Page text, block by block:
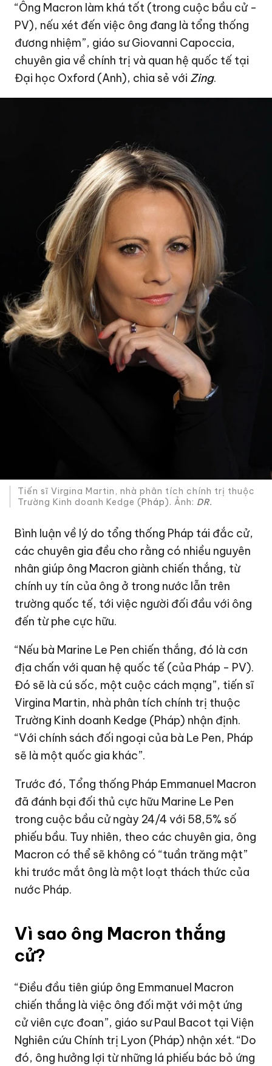
“Ông Macron làm khá tốt (trong cuộc bầu cử -
PV), nếu xét đến việc ông đang là tổng thống
đương nhiệm”, giáo sư Giovanni Capoccia,
chuyên gia về chính trị và quan hệ quốc tế tại
Đại học Oxford (Anh), chia sẻ với Zing.
Tiến sĩ Virgina Martin, nhà phân tích chính trị thuộc
Trường Kinh doanh Kedge (Pháp). Ảnh: DR.
Bình luận về lý do tổng thống Pháp tái đắc cử,
các chuyên gia đều cho rằng có nhiều nguyên
nhân giúp ông Macron giành chiến thắng, từ
chính uy tín của ông ở trong nước lẫn trên
trường quốc tế, tới việc người đối đầu với ông
đến từ phe cực hữu.
“Nếu bà Marine Le Pen chiến thắng, đó là cơn
địa chấn với quan hệ quốc tế (của Pháp - PV).
Đó sẽ là cú sốc, một cuộc cách mạng”, tiến sĩ
Virgina Martin, nhà phân tích chính trị thuộc
Trường Kinh doanh Kedge (Pháp) nhận định.
“Với chính sách đối ngoại của bà Le Pen, Pháp
sẽ là một quốc gia khác”.
Trước đó, Tổng thống Pháp Emmanuel Macron
đã đánh bại đối thủ cực hữu Marine Le Pen
trong cuộc bầu cử ngày 24/4 với 58,5% số
phiếu bầu. Tuy nhiên, theo các chuyên gia, ông
Macron có thể sẽ không có “tuần trăng mật”
khi trước mắt ông là một loạt thách thức của
nước Pháp.
Vì sao ông Macron thắng
cử?
“Điều đầu tiên giúp ông Emmanuel Macron
chiến thắng là việc ông đối mặt với một ứng
cử viên cực đoan”, giáo sư Paul Bacot tại Viện
Nghiên cứu Chính trị Lyon (Pháp) nhận xét. “Do
đó, ông hưởng lợi từ những lá phiếu bác bỏ ứng